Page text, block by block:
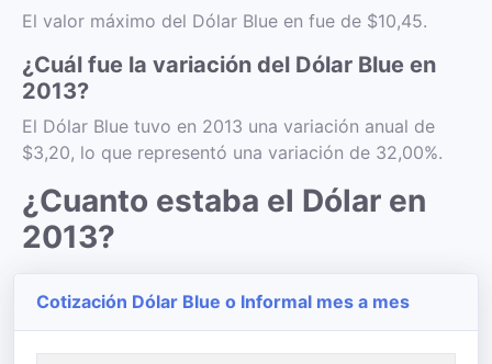
El valor máximo del Dólar Blue en fue de $10,45.
¿Cuál fue la variación del Dólar Blue en
2013?
El Dólar Blue tuvo en 2013 una variación anual de
$3,20, lo que representó una variación de 32,00%.
¿Cuanto estaba el Dólar en
2013?
Cotización Dólar Blue o Informal mes a mes